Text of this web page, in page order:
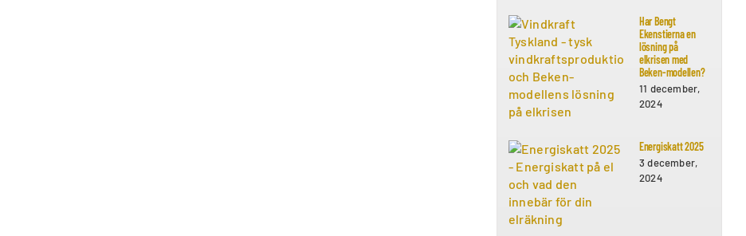
Har Bengt
Ekenstierna en
lösning på
elkrisen med
Beken-modellen?
11 december,
2024
Energiskatt 2025
3 december,
2024